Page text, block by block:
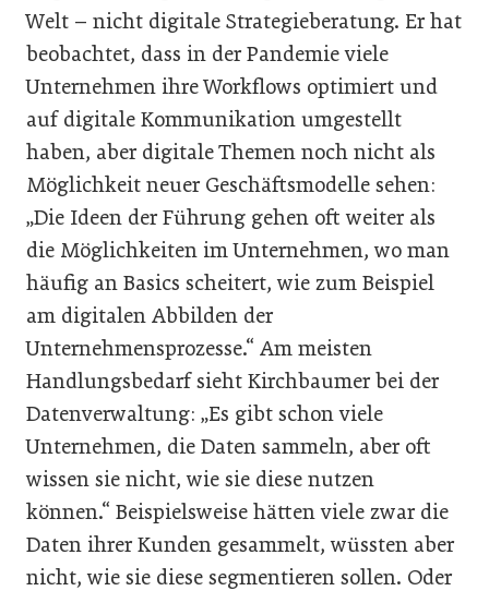
Welt – nicht digitale Strategieberatung. Er hat
beobachtet, dass in der Pandemie viele
Unternehmen ihre Workflows optimiert und
auf digitale Kommunikation umgestellt
haben, aber digitale Themen noch nicht als
Möglichkeit neuer Geschäftsmodelle sehen:
„Die Ideen der Führung gehen oft weiter als
die Möglichkeiten im Unternehmen, wo man
häufig an Basics scheitert, wie zum Beispiel
am digitalen Abbilden der
Unternehmensprozesse.“ Am meisten
Handlungsbedarf sieht Kirchbaumer bei der
Datenverwaltung: „Es gibt schon viele
Unternehmen, die Daten sammeln, aber oft
wissen sie nicht, wie sie diese nutzen
können.“ Beispielsweise hätten viele zwar die
Daten ihrer Kunden gesammelt, wüssten aber
nicht, wie sie diese segmentieren sollen. Oder